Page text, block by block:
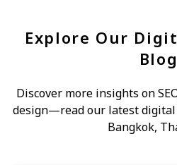
Explore Our
Blog
Discover more insights on
design—read our latest
Bangkok,